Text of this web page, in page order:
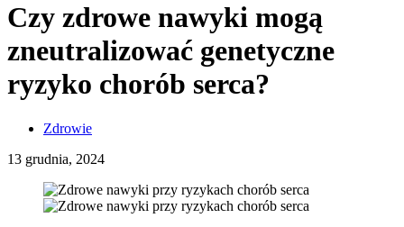
Czy zdrowe nawyki mogą
zneutralizować genetyczne
ryzyko chorób serca?
Zdrowie
13 grudnia, 2024